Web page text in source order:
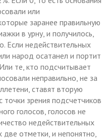
или
заранее правильную
в урну, и получилось,
Если недействительных
народ осатанел и портит
те, кто подсчитывает
неправильно, не за
ставят вторую
точки зрения подсчетчиков
голосов, голосов не
недействительных
отметки, и непонятно,